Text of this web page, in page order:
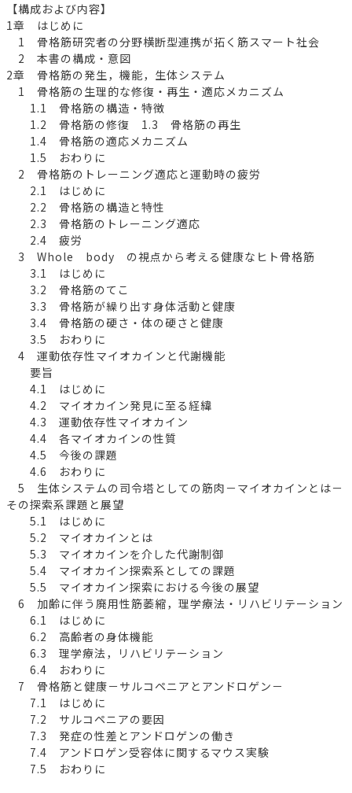
【構成および内容】
1章 はじめに
1 骨格筋研究者の分野横断型連携が拓く筋スマート社会
2 本書の構成・意図
2章 骨格筋の発生，機能，生体システム
1 骨格筋の生理的な修復・再生・適応メカニズム
1.1 骨格筋の構造・特徴
1.2 骨格筋の修復 1.3 骨格筋の再生
1.4 骨格筋の適応メカニズム
1.5 おわりに
2 骨格筋のトレーニング適応と運動時の疲労
2.1 はじめに
2.2 骨格筋の構造と特性
2.3 骨格筋のトレーニング適応
2.4 疲労
3 Whole body の視点から考える健康なヒト骨格筋
3.1 はじめに
3.2 骨格筋のてこ
3.3 骨格筋が繰り出す身体活動と健康
3.4 骨格筋の硬さ・体の硬さと健康
3.5 おわりに
4 運動依存性マイオカインと代謝機能
要旨
4.1 はじめに
4.2 マイオカイン発見に至る経緯
4.3 運動依存性マイオカイン
4.4 各マイオカインの性質
4.5 今後の課題
4.6 おわりに
5 生体システムの司令塔としての筋肉－マイオカインとは－
その探索系課題と展望
5.1 はじめに
5.2 マイオカインとは
5.3 マイオカインを介した代謝制御
5.4 マイオカイン探索系としての課題
5.5 マイオカイン探索における今後の展望
6 加齢に伴う廃用性筋萎縮，理学療法・リハビリテーション
6.1 はじめに
6.2 高齢者の身体機能
6.3 理学療法，リハビリテーション
6.4 おわりに
7 骨格筋と健康－サルコペニアとアンドロゲン－
7.1 はじめに
7.2 サルコペニアの要因
7.3 発症の性差とアンドロゲンの働き
7.4 アンドロゲン受容体に関するマウス実験
7.5 おわりに